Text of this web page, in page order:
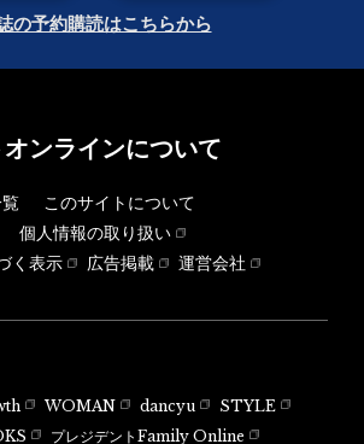
の予約購読はこちらから
ンラインについて
このサイトについて
個人情報の取り扱い
く表示
広告掲載
運営会社
WOMAN dancyu
STYLE
プレジデントFamily Online